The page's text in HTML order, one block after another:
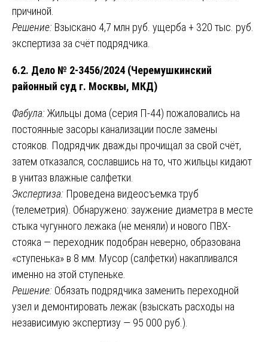
причиной.
Решение: Взыскано 4,7 млн руб. ущерба + 320 тыс. руб.
экспертиза за счёт подрядчика.
6.2. Дело № 2-3456/2024 (Черемушкинский
районный суд г. Москвы, МКД)
Фабула: Жильцы дома (серия П-44) пожаловались на
постоянные засоры канализации после замены
стояков. Подрядчик дважды прочищал за свой счёт,
затем отказался, сославшись на то, что жильцы кидают
в унитаз влажные салфетки.
Экспертиза: Проведена видеосъемка труб
(телеметрия). Обнаружено: заужение диаметра в месте
стыка чугунного лежака (не меняли) и нового ПВХ-
стояка — переходник подобран неверно, образована
«ступенька» в 8 мм. Мусор (салфетки) накапливался
именно на этой ступеньке.
Решение: Обязать подрядчика заменить переходной
узел и демонтировать лежак (взыскать расходы на
независимую экспертизу — 95 000 руб.).